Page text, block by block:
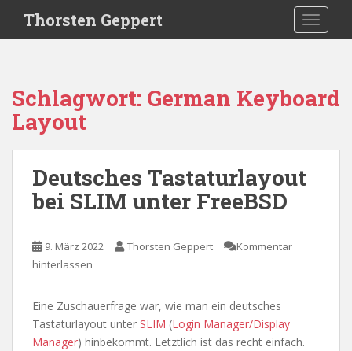
i
Thorsten Geppert
Schlagwort: German Keyboard
Layout
Deutsches Tastaturlayout
bei SLIM unter FreeBSD
9. März 2022 Thorsten Geppert
Kommentar
hinterlassen
Eine Zuschauerfrage war, wie man ein deutsches
Tastaturlayout unter SLIM (Login Manager/Display
Manager) hinbekommt. Letztlich ist das recht einfach.